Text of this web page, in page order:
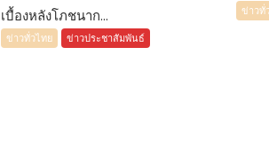
เบื้องหลังโภชนาก...
ข่าวทั่วไทย ข่าวประชาสัมพันธ์
ข่าวทั่